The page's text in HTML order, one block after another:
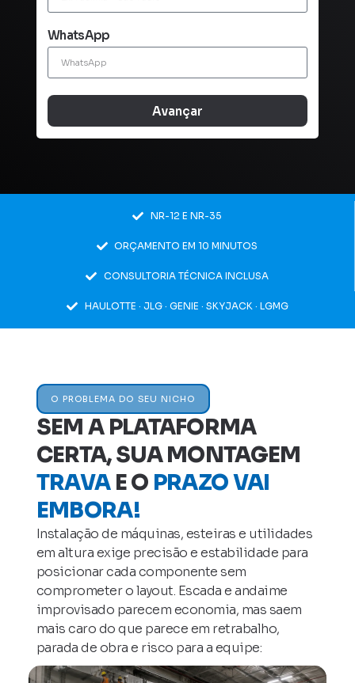
WhatsApp
Avançar
NR-12 E NR-35
ORÇAMENTO EM 10 MINUTOS
CONSULTORIA TÉCNICA INCLUSA
HAULOTTE · JLG · GENIE · SKYJACK · LGMG
O PROBLEMA DO SEU NICHO
SEM A PLATAFORMA
CERTA, SUA MONTAGEM
TRAVAE O PRAZO VAI
EMBORA!
Instalação de máquinas, esteiras e utilidades
em altura exige precisão e estabilidade para
posicionar cada componente sem
comprometer o layout. Escada e andaime
improvisado parecem economia, mas saem
mais caro do que parece em retrabalho,
parada de obra e risco para a equipe: